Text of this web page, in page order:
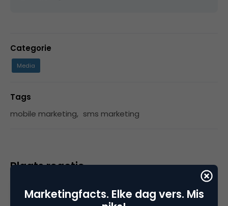
Categorie
Media
Tags
mobile marketing, sms marketing
Plaats reactie
Je moetingelogd zijn op om een reactie te
Marketingfacts. Elke dag vers. Mis